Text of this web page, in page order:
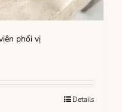
phối vị
Details